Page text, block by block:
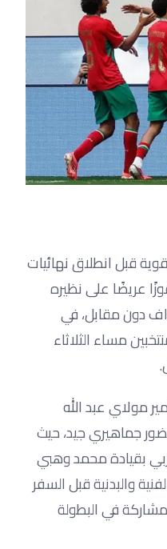
قبل انطلاق نهائيات
حقق فوزًا عريضًا على نظيره
دون مقابل، في
مساء الثلاثاء
مولاي عبد الله
جماهيري جيد، حيث
بقيادة محمد وهبي
والبدنية قبل السفر
في البطولة